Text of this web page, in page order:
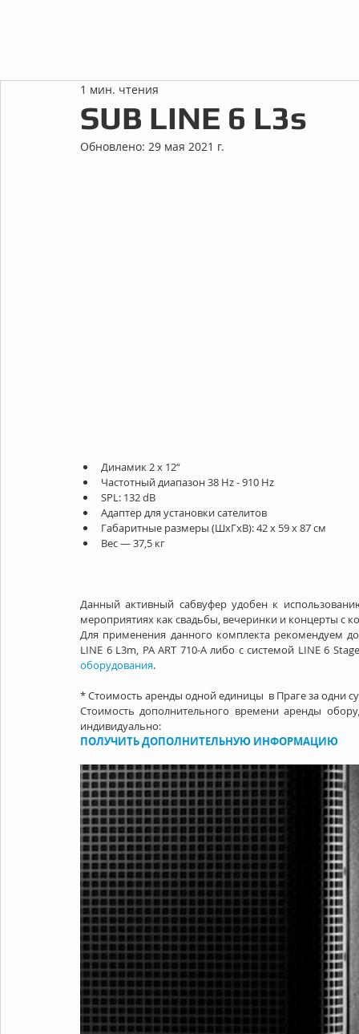
SUB LINE 6 L3s
1 мин. чтения
Обновлено: 29 мая 2021 г.
Динамик 2 x 12“
Частотный диапазон 38 Hz - 910 Hz
SPL: 132 dB
Адаптер для установки сателитов
Габаритные размеры (ШхГхВ): 42 x 59 x 87 см
Вес — 37,5 кг
Данный активный сабвуфер удобен к
мероприятиях как свадьбы, вечеринки и концерты с
Для применения данного комплекта рекомендуем
LINE 6 L3m, PA ART 710-A либо с системой LINE 6
оборудования.
* Стоимость аренды одной единицы  в Праге за одни
Стоимость дополнительного времени аренды
индивидуально:
ПОЛУЧИТЬ ДОПОЛНИТЕЛЬНУЮ ИНФОРМАЦИЮ